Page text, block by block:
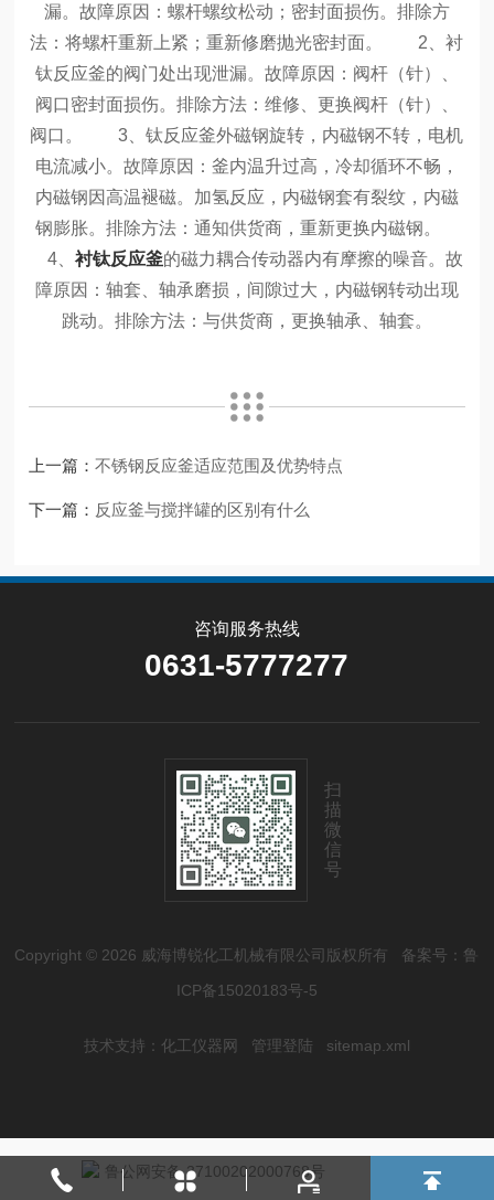
漏。故障原因：螺杆螺纹松动；密封面损伤。排除方
法：将螺杆重新上紧；重新修磨抛光密封面。
2、衬
钛反应釜的阀门处出现泄漏。故障原因：阀杆（针）、
阀口密封面损伤。排除方法：维修、更换阀杆（针）、
阀口。
3、钛反应釜外磁钢旋转，内磁钢不转，电机
电流减小。故障原因：釜内温升过高，冷却循环不畅，
内磁钢因高温褪磁。加氢反应，内磁钢套有裂纹，内磁
钢膨胀。排除方法：通知供货商，重新更换内磁钢。
4、衬钛反应釜的磁力耦合传动器内有摩擦的噪音。故
障原因：轴套、轴承磨损，间隙过大，内磁钢转动出现
跳动。排除方法：与供货商，更换轴承、轴套。
上一篇：不锈钢反应釜适应范围及优势特点
下一篇： 反应釜与搅拌罐的区别有什么
咨询服务热线
0631-5777277
扫
描
微
信
号
Copyright © 2026 威海博锐化工机械有限公司版权所有 备案号：鲁
ICP备15020183号-5
技术支持： 化工仪器网 管理登陆 sitemap.xml
鲁公网安备 37100202000768号